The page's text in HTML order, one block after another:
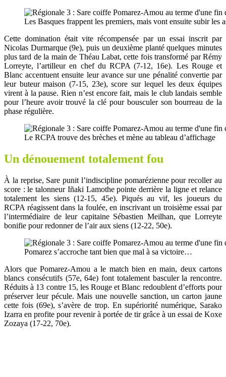
Les Basques frappent les premiers, mais vont ensuite subir les
Cette domination était vite récompensée par un essai inscrit par
Nicolas Durmarque (9e), puis un deuxième planté quelques minutes
plus tard de la main de Théau Labat, cette fois transformé par Rémy
Lorreyte, l’artilleur en chef du RCPA (7-12, 16e). Les Rouge et
Blanc accentuent ensuite leur avance sur une pénalité convertie par
leur buteur maison (7-15, 23e), score sur lequel les deux équipes
virent à la pause. Rien n’est encore fait, mais le club landais semble
pour l’heure avoir trouvé la clé pour bousculer son bourreau de la
phase régulière.
Le RCPA trouve des brèches et mène au tableau d’affichage
Un dénouement totalement fou
À la reprise, Sare punit l’indiscipline pomarézienne pour recoller au
score : le talonneur Iñaki Lamothe pointe derrière la ligne et relance
totalement les siens (12-15, 45e). Piqués au vif, les joueurs du
RCPA réagissent dans la foulée, en inscrivant un troisième essai par
l’intermédiaire de leur capitaine Sébastien Meilhan, que Lorreyte
bonifie pour redonner de l’air aux siens (12-22, 50e).
Pomarez s’accroche tant bien que mal à sa victoire…
Alors que Pomarez-Amou a le match bien en main, deux cartons
blancs consécutifs (57e, 64e) font totalement basculer la rencontre.
Réduits à 13 contre 15, les Rouge et Blanc redoublent d’efforts pour
préserver leur pécule. Mais une nouvelle sanction, un carton jaune
cette fois (69e), s’avère de trop. En supériorité numérique, Sarako
Izarra en profite pour revenir à portée de tir grâce à un essai de Koxe
Zozaya (17-22, 70e).